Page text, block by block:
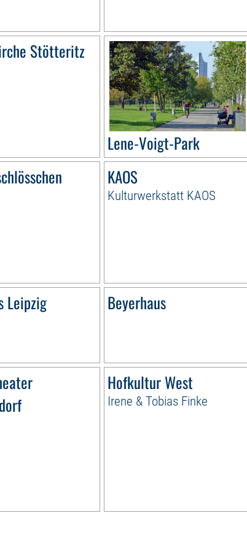
Stötteritz
Lene-Voigt-Park
KAOS
Kulturwerkstatt KAOS
Leipzig Beyerhaus
Hofkultur West
Irene & Tobias Finke